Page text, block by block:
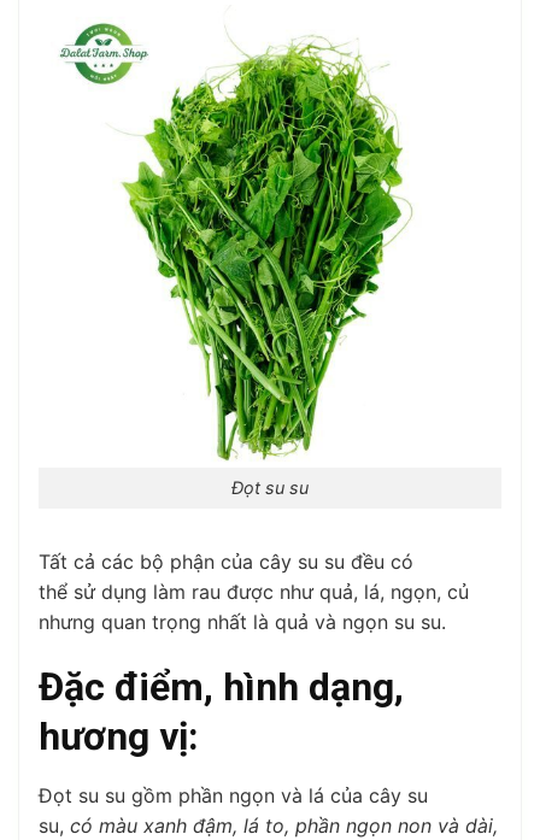
Đọt su su
Tất cả các bộ phận của cây su su đều có
thể sử dụng làm rau được như quả, lá, ngọn, củ
nhưng quan trọng nhất là quả và ngọn su su.
Đặc điểm, hình dạng,
hương vị:
Đọt su su gồm phần ngọn và lá của cây su
su, có màu xanh đậm, lá to, phần ngọn non và dài,